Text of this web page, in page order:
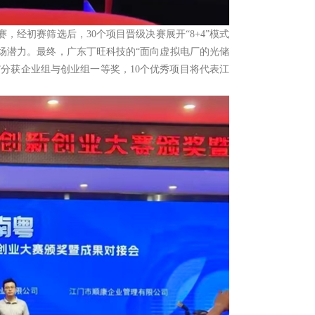
经初赛筛选后，30个项目晋级决赛展开“8+4”模式
力。最终，广东丁旺科技的“面向虚拟电厂的光储
获企业组与创业组一等奖，10个优秀项目将代表江